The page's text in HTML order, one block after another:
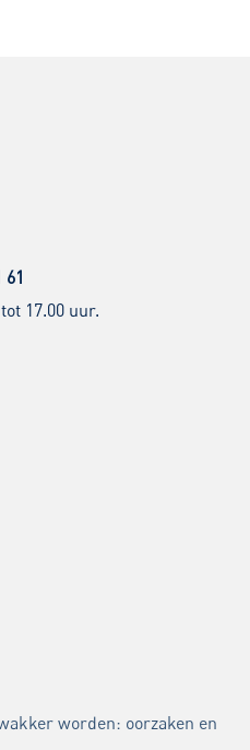
61
17.00 uur.
worden: oorzaken en